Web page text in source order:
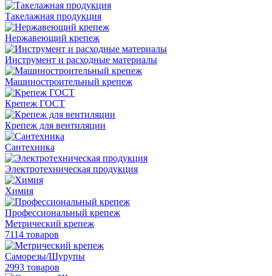
Такелажная продукция
Нержавеющий крепеж
Инструмент и расходные материалы
Машиностроительный крепеж
Крепеж ГОСТ
Крепеж для вентиляции
Сантехника
Электротехническая продукция
Химия
Профессиональный крепеж
Метрический крепеж
7114 товаров
Саморезы/Шурупы
2993 товаров